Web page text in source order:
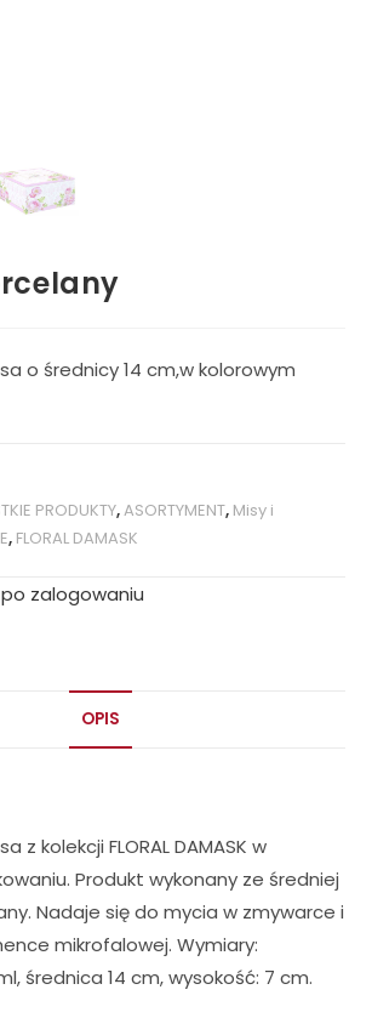
o średnicy 14 cm,w kolorowym
PRODUKTY,ASORTYMENT, Misy i
, FLORAL DAMASK
zalogowaniu
OPIS
z kolekcji FLORAL DAMASK w
Produkt wykonany ze średniej
Nadaje się do mycia w zmywarce i
mikrofalowej. Wymiary:
średnica 14 cm, wysokość: 7 cm.